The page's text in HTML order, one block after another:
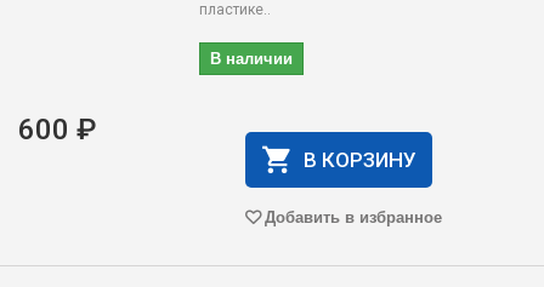
пластике..
В наличии
600 ₽
В КОРЗИНУ
Добавить в избранное